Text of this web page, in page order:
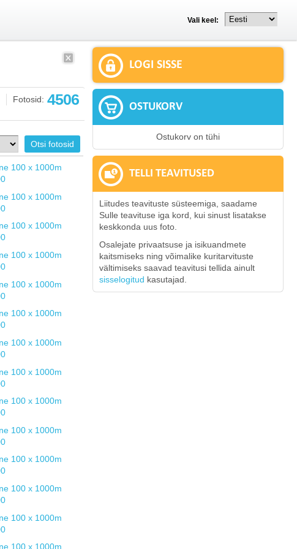
Vali keel:
Fotosid: 4506
LOGI SISSE
OSTUKORV
Ostukorv on tühi
TELLI TEAVITUSED
Liitudes teavituste süsteemiga, saadame
Sulle teavituse iga kord, kui sinust lisatakse
keskkonda uus foto.
Osalejate privaatsuse ja isikuandmete
kaitsmiseks ning võimalike kuritarvituste
vältimiseks saavad teavitusi tellida ainult
sisselogitud kasutajad.